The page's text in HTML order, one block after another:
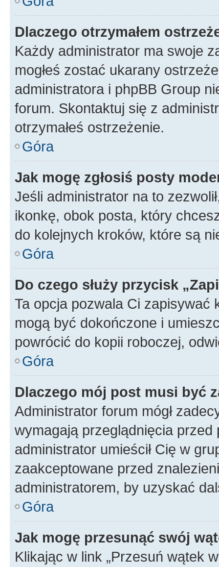
Dlaczego otrzymałem
Każdy administrator ma swoje
mogłeś zostać ukarany
administratora i phpBB Group
forum. Skontaktuj się z
otrzymałeś ostrzeżenie.
Góra
Jak mogę zgłosiś posty
Jeśli administrator na to
ikonkę, obok posta, który
do kolejnych kroków, które są
Góra
Do czego służy przycisk
Ta opcja pozwala Ci zapisywać
mogą być dokończone i
powrócić do kopii roboczej,
Góra
Dlaczego mój post musi być
Administrator forum mógł
wymagają przeglądnięcia
administrator umieścił Cię w
zaakceptowane przed
administratorem, by uzyskać
Góra
Jak mogę przesunąć swój
Klikając w link „Przesuń wątek